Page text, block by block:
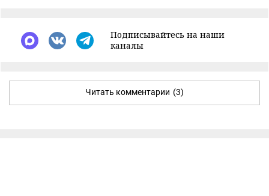
Подписывайтесь на наши
каналы
Читать комментарии (3)